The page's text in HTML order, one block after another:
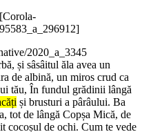
[Corola-
2020_a_3345
și sâsâitul ăla avea un
de albină, un miros crud ca
tău, În fundul grădinii lângă
și brusturi a pârâului. Ba
tot de lângă Copșa Mică, de
cocoșul de ochi. Cum te vede